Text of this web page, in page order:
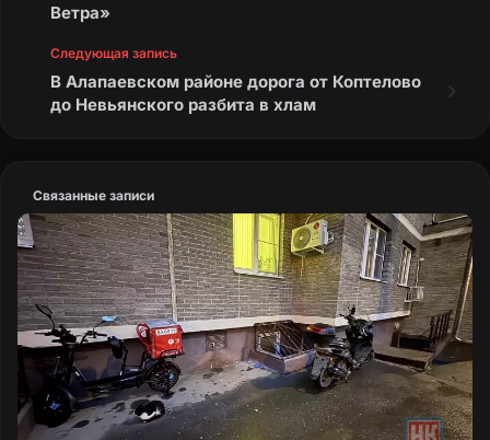
Ветра»
Следующая запись
В Алапаевском районе дорога от Коптелово
до Невьянского разбита в хлам
Связанные записи